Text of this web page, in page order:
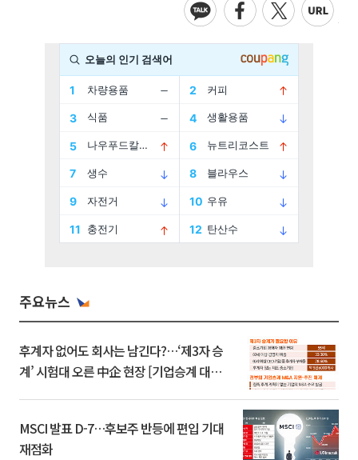
주요뉴스
후계자 없어도 회사는 남긴다?…‘제3자 승
계’ 시험대 오른 中企 현장 [기업승계 대전
MSCI 발표 D-7…후보주 반등에 편입 기대
재점화